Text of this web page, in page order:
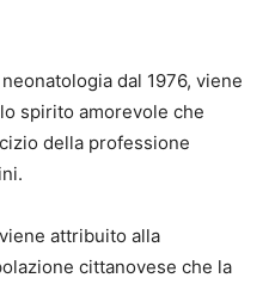
dal 1976, viene
spirito amorevole che
della professione
attribuito alla
cittanovese che la